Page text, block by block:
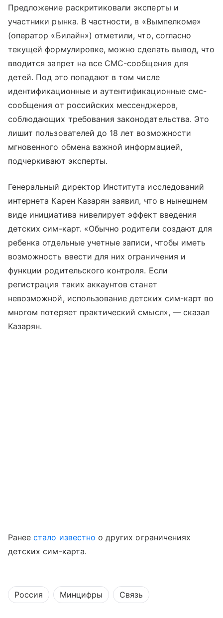
Предложение раскритиковали эксперты и
участники рынка. В частности, в «Вымпелкоме»
(оператор «Билайн») отметили, что, согласно
текущей формулировке, можно сделать вывод, что
вводится запрет на все СМС-сообщения для
детей. Под это попадают в том числе
идентификационные и аутентификационные смс-
сообщения от российских мессенджеров,
соблюдающих требования законодательства. Это
лишит пользователей до 18 лет возможности
мгновенного обмена важной информацией,
подчеркивают эксперты.
Генеральный директор Института исследований
интернета Карен Казарян заявил, что в нынешнем
виде инициатива нивелирует эффект введения
детских сим-карт. «Обычно родители создают для
ребенка отдельные учетные записи, чтобы иметь
возможность ввести для них ограничения и
функции родительского контроля. Если
регистрация таких аккаунтов станет
невозможной, использование детских сим-карт во
многом потеряет практический смысл», — сказал
Казарян.
Ранеестало известно о других ограничениях
детских сим-карта.
Россия Минцифры Связь